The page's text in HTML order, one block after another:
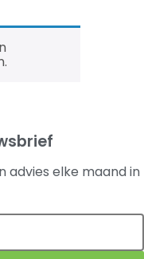
advies elke maand in